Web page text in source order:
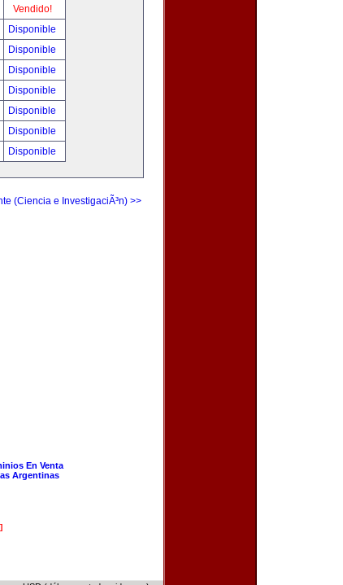
Vendido!
Disponible
Disponible
Disponible
Disponible
Disponible
Disponible
Disponible
(Ciencia e InvestigaciÃ³n) >>
En Venta
Argentinas